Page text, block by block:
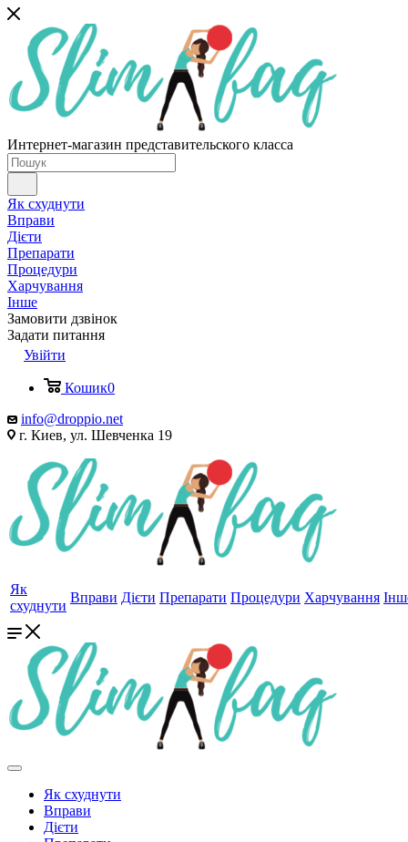
Интернет-магазин представительского класса
Як схуднути
Вправи
Дієти
Препарати
Процедури
Харчування
Інше
Замовити дзвінок
Задати питання
Увійти
Кошик0
info@droppio.net
г. Киев, ул. Шевченка 19
Як
схуднути
Вправи Дієти Препарати Процедури Харчування
Як схуднути
Вправи
Дієти